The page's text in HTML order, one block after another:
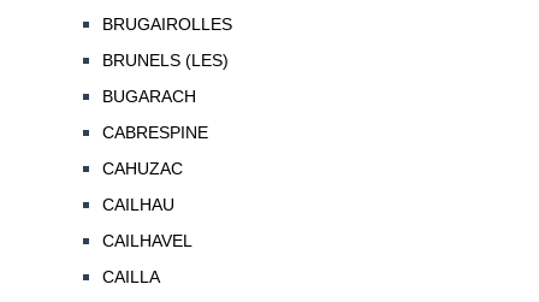
BRUGAIROLLES
BRUNELS (LES)
BUGARACH
CABRESPINE
CAHUZAC
CAILHAU
CAILHAVEL
CAILLA